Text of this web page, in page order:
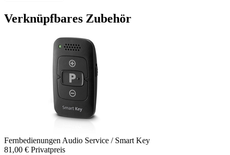
Verknüpfbares Zubehör
FernbedienungenAudio Service / Smart Key
81,00 € Privatpreis